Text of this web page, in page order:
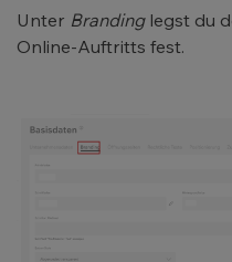
Unter Brandinglegst du
Online-Auftritts fest.